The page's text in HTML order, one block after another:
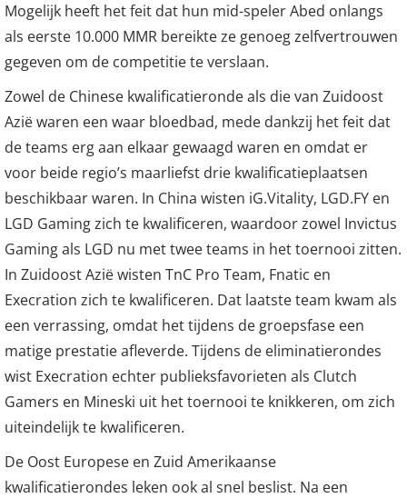
Mogelijk heeft het feit dat hun mid-speler Abed onlangs
als eerste 10.000 MMR bereikte ze genoeg zelfvertrouwen
gegeven om de competitie te verslaan.
Zowel de Chinese kwalificatieronde als die van Zuidoost
Azië waren een waar bloedbad, mede dankzij het feit dat
de teams erg aan elkaar gewaagd waren en omdat er
voor beide regio’s maarliefst drie kwalificatieplaatsen
beschikbaar waren. In China wisten iG.Vitality, LGD.FY en
LGD Gaming zich te kwalificeren, waardoor zowel Invictus
Gaming als LGD nu met twee teams in het toernooi zitten.
In Zuidoost Azië wisten TnC Pro Team, Fnatic en
Execration zich te kwalificeren. Dat laatste team kwam als
een verrassing, omdat het tijdens de groepsfase een
matige prestatie afleverde. Tijdens de eliminatierondes
wist Execration echter publieksfavorieten als Clutch
Gamers en Mineski uit het toernooi te knikkeren, om zich
uiteindelijk te kwalificeren.
De Oost Europese en Zuid Amerikaanse
kwalificatierondes leken ook al snel beslist. Na een